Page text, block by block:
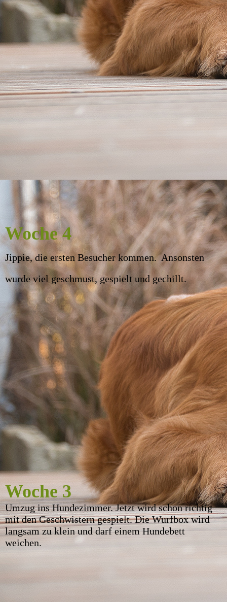
Woche 4
Jippie, die ersten Besucher kommen. Ansonsten
wurde viel geschmust, gespielt und gechillt.
Woche 3
Umzug ins Hundezimmer. Jetzt wird schon richtig
mit den Geschwistern gespielt. Die Wurfbox wird
langsam zu klein und darf einem Hundebett
weichen.